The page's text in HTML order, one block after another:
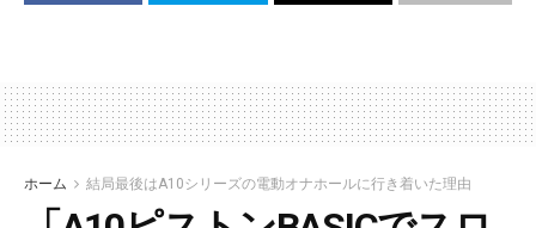
ホーム 結局最後はA10シリーズの電動オナホールに行き着いた理由